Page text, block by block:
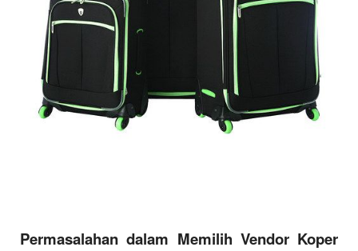
Permasalahan dalam Memilih Vendor Koper